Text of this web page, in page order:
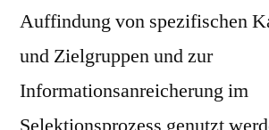
Auffindung von spezifischen
und Zielgruppen und zur
Informationsanreicherung im